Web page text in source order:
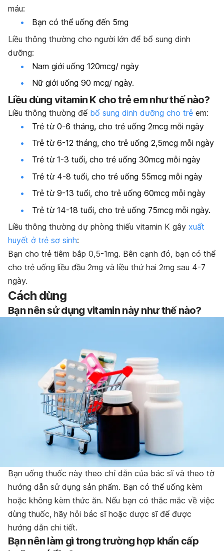
máu:
Bạn có thể uống đến 5mg
Liều thông thường cho người lớn để bổ sung dinh
dưỡng:
Nam giới uống 120mcg/ ngày
Nữ giới uống 90 mcg/ ngày.
Liều dùng vitamin K cho trẻ em như thế nào?
Liều thông thường để bổ sung dinh dưỡng cho trẻ em:
Trẻ từ 0-6 tháng, cho trẻ uống 2mcg mỗi ngày
Trẻ từ 6-12 tháng, cho trẻ uống 2,5mcg mỗi ngày
Trẻ từ 1-3 tuổi, cho trẻ uống 30mcg mỗi ngày
Trẻ từ 4-8 tuổi, cho trẻ uống 55mcg mỗi ngày
Trẻ từ 9-13 tuổi, cho trẻ uống 60mcg mỗi ngày
Trẻ từ 14-18 tuổi, cho trẻ uống 75mcg mỗi ngày.
Liều thông thường dự phòng thiếu vitamin K gây xuất
huyết ở trẻ sơ sinh:
Bạn cho trẻ tiêm bắp 0,5-1mg. Bên cạnh đó, bạn có thể
cho trẻ uống liều đầu 2mg và liều thứ hai 2mg sau 4-7
ngày.
Cách dùng
Bạn nên sử dụng vitamin này như thế nào?
Bạn uống thuốc này theo chỉ dẫn của bác sĩ và theo tờ
hướng dẫn sử dụng sản phẩm. Bạn có thể uống kèm
hoặc không kèm thức ăn. Nếu bạn có thắc mắc về việc
dùng thuốc, hãy hỏi bác sĩ hoặc dược sĩ để được
hướng dẫn chi tiết.
Bạn nên làm gì trong trường hợp khẩn cấp